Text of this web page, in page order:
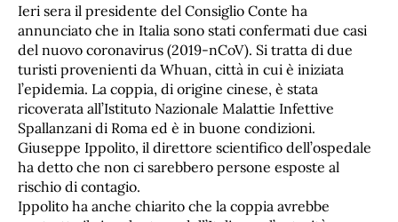
Ieri sera il presidente del Consiglio Conte ha
annunciato che in Italia sono stati confermati due casi
del nuovo coronavirus (2019-nCoV). Si tratta di due
turisti provenienti da Whuan, città in cui è iniziata
l’epidemia. La coppia, di origine cinese, è stata
ricoverata all’Istituto Nazionale Malattie Infettive
Spallanzani di Roma ed è in buone condizioni.
Giuseppe Ippolito, il direttore scientifico dell’ospedale
ha detto che non ci sarebbero persone esposte al
rischio di contagio.
Ippolito ha anche chiarito che la coppia avrebbe